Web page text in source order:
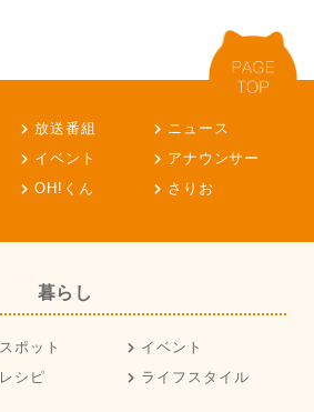
放送番組
ニュース
イベント
アナウンサー
OH!くん さりお
暮らし
スポット
イベント
レシピ
ライフスタイル